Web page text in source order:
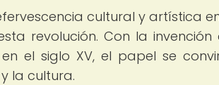
cultural y artística
revolución. Con la
el siglo XV, el papel se
la cultura.